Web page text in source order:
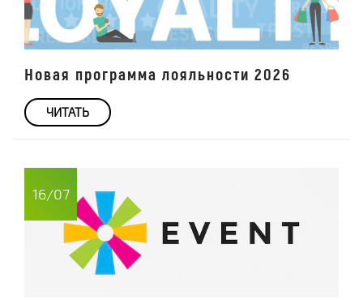
Новая программа лояльности 2026
ЧИТАТЬ
16/07